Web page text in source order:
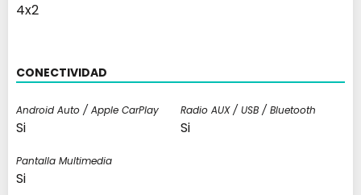
4x2
CONECTIVIDAD
Android Auto / Apple CarPlay
Si
Radio AUX / USB / Bluetooth
Si
Pantalla Multimedia
Si